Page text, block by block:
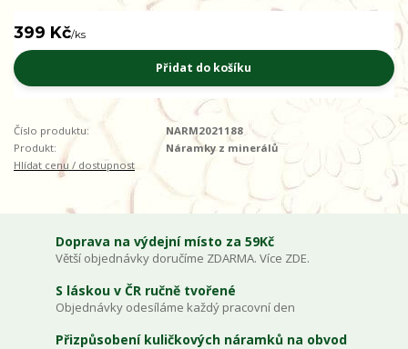
399 Kč/ks
Přidat do košíku
Číslo produktu:
NARM2021188
Produkt:
Náramky z minerálů
Hlídat cenu / dostupnost
Doprava na výdejní místo za 59Kč
Větší objednávky doručíme ZDARMA. Více ZDE.
S láskou v ČR ručně tvořené
Objednávky odesíláme každý pracovní den
Přizpůsobení kuličkových náramků na obvod